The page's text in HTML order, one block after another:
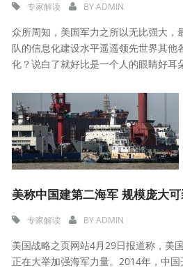
专家解读 BYADMIN
众所周知，美国军力之所以无比强大，
队的信息化建设水平遥遥领先世界其他
化？说白了就好比是一个人的眼睛好耳
美称中国建第二海军 规模庞大
专家解读 BYADMIN
美国战略之页网站4月29日报道称，美
正在大举加强海军力量。2014年，中